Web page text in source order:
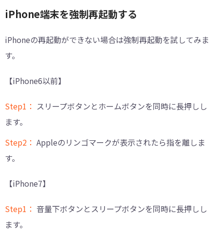
iPhone端末を強制再起動する
iPhoneの再起動ができない場合は強制再起動を試してみま
す。
【iPhone6以前】
Step1： スリープボタンとホームボタンを同時に長押しし
ます。
Step2： Appleのリンゴマークが表示されたら指を離しま
す。
【iPhone7】
Step1： 音量下ボタンとスリープボタンを同時に長押しし
ます。